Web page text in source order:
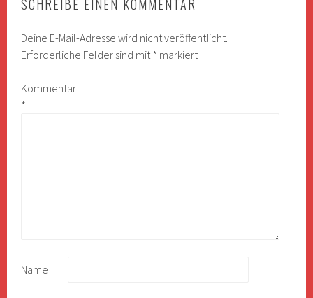
SCHREIBE EINEN KOMMENTAR
Deine E-Mail-Adresse wird nicht veröffentlicht.
Erforderliche Felder sind mit * markiert
Kommentar
*
Name